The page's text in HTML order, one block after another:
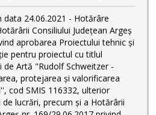
data 24.06.2021 - Hotărâre
Consiliului Judeţean Argeş
aprobarea Proiectului tehnic şi
pentru proiectul cu titlul
de Artă "Rudolf Schweitzer -
protejarea şi valorificarea
cod SMIS 116332, ulterior
lucrări, precum şi a Hotărârii